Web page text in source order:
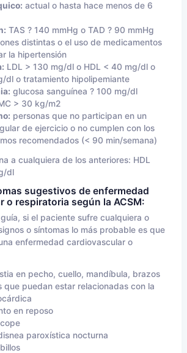
actual o hasta hace menos de 6
TAS ? 140 mmHg o TAD ? 90 mmHg
distintas o el uso de medicamentos
la hipertensión
LDL > 130 mg/dl o HDL < 40 mg/dl o
dl o tratamiento hipolipemiante
glucosa sanguínea ? 100 mg/dl
> 30 kg/m2
personas que no participan en un
de ejercicio o no cumplen con los
recomendados (< 90 min/semana)
a cualquiera de los anteriores: HDL
dl
sugestivos de enfermedad
o respiratoria según la ACSM:
si el paciente sufre cualquiera o
o síntomas lo más probable es que
enfermedad cardiovascular o
en pecho, cuello, mandíbula, brazos
que puedan estar relacionadas con la
en reposo
paroxística nocturna